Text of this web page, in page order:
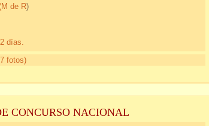
de R)
días.
fotos)
CONCURSO NACIONAL